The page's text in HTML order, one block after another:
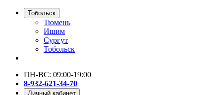
Тобольск
Тюмень
Ишим
Сургут
Тобольск
ПН-ВС: 09:00-19:00
8-932-621-34-70
Личный кабинет